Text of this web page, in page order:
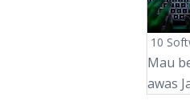
10
Mau
awas